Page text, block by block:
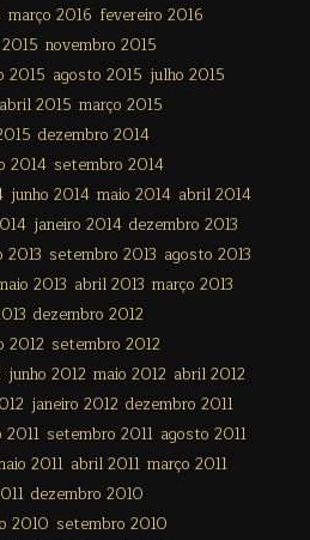
março 2016 fevereiro 2016
novembro 2015
2015 agosto 2015 julho 2015
abril 2015 março 2015
dezembro 2014
2014 setembro 2014
junho 2014 maio 2014 abril 2014
janeiro 2014 dezembro 2013
2013 setembro 2013 agosto 2013
2013 abril 2013 março 2013
dezembro 2012
2012 setembro 2012
junho 2012 maio 2012 abril 2012
janeiro 2012 dezembro 2011
setembro 2011 agosto 2011
2011 abril 2011 março 2011
dezembro 2010
2010 setembro 2010